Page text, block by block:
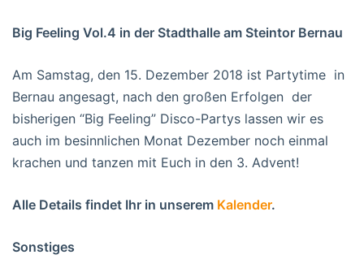
Big Feeling Vol.4 in der Stadthalle am Steintor Bernau
Am Samstag, den 15. Dezember 2018 ist Partytime in
Bernau angesagt, nach den großen Erfolgen der
bisherigen “Big Feeling” Disco-Partys lassen wir es
auch im besinnlichen Monat Dezember noch einmal
krachen und tanzen mit Euch in den 3. Advent!
Alle Details findet Ihr in unserem Kalender.
Sonstiges